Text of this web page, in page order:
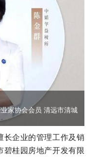
家协会会员 清远市清城
长企业的管理工作及销
碧桂园房地产开发有限